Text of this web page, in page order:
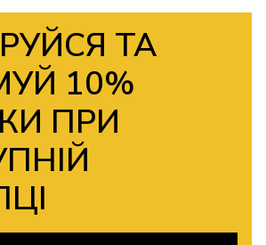
ТА
10%
ПРИ